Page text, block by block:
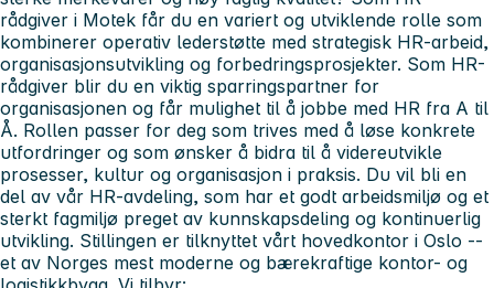
rådgiver i Motek får du en variert og utviklende rolle som
kombinerer operativ lederstøtte med strategisk HR-arbeid,
organisasjonsutvikling og forbedringsprosjekter. Som HR-
rådgiver blir du en viktig sparringspartner for
organisasjonen og får mulighet til å jobbe med HR fra A til
Å. Rollen passer for deg som trives med å løse konkrete
utfordringer og som ønsker å bidra til å videreutvikle
prosesser, kultur og organisasjon i praksis. Du vil bli en
del av vår HR-avdeling, som har et godt arbeidsmiljø og et
sterkt fagmiljø preget av kunnskapsdeling og kontinuerlig
utvikling. Stillingen er tilknyttet vårt hovedkontor i Oslo --
et av Norges mest moderne og bærekraftige kontor- og